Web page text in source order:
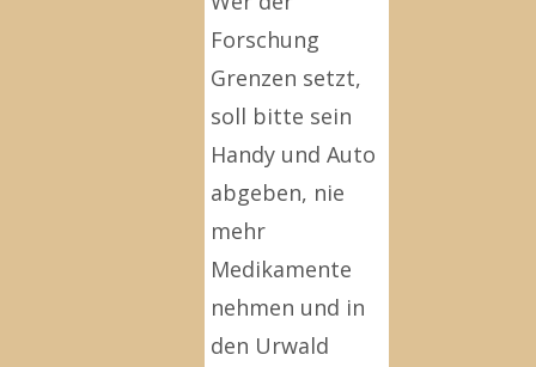
Forschung
Grenzen setzt,
soll bitte sein
Handy und Auto
abgeben, nie
mehr
Medikamente
nehmen und in
den Urwald